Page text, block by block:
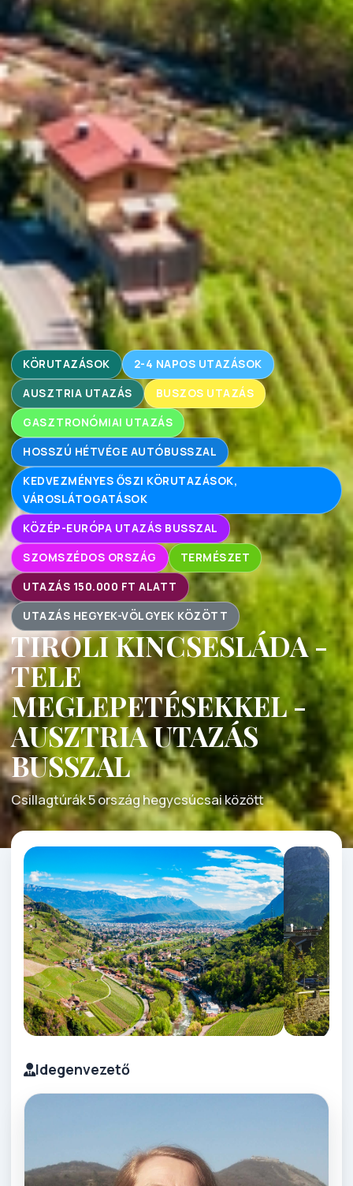
KÖRUTAZÁSOK 2-4 NAPOS UTAZÁSOK
AUSZTRIA UTAZÁS BUSZOS UTAZÁS
GASZTRONÓMIAI UTAZÁS
HOSSZÚ HÉTVÉGE AUTÓBUSSZAL
KEDVEZMÉNYES ŐSZI KÖRUTAZÁSOK,
VÁROSLÁTOGATÁSOK
KÖZÉP-EURÓPA UTAZÁS BUSSZAL
SZOMSZÉDOS ORSZÁG TERMÉSZET
UTAZÁS 150.000 FT ALATT
UTAZÁS HEGYEK-VÖLGYEK KÖZÖTT
TIROLI KINCSESLÁDA -
TELE
MEGLEPETÉSEKKEL -
AUSZTRIA UTAZÁS
BUSSZAL
Csillagtúrák 5 ország hegycsúcsai között
Idegenvezető